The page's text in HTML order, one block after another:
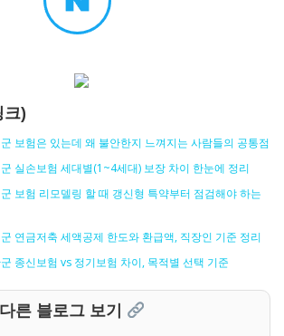
크)
보험은 있는데 왜 불안한지 느껴지는 사람들의 공통점
실손보험 세대별(1~4세대) 보장 차이 한눈에 정리
보험 리모델링 할 때 갱신형 특약부터 점검해야 하는
연금저축 세액공제 한도와 환급액, 직장인 기준 정리
종신보험 vs 정기보험 차이, 목적별 선택 기준
른 블로그 보기